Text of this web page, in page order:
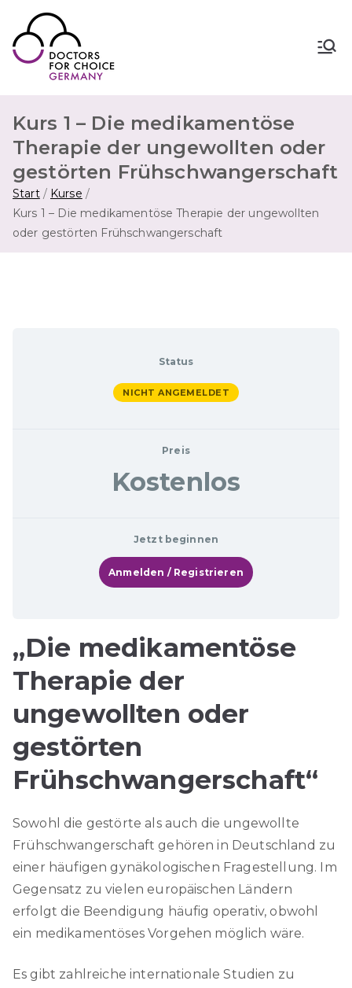
Inhalt
springen
Kurs 1 – Die medikamentöse
Therapie der ungewollten oder
gestörten Frühschwangerschaft
Start
Kurse
Kurs 1 – Die medikamentöse Therapie der ungewollten
oder gestörten Frühschwangerschaft
Status
NICHT ANGEMELDET
Preis
Kostenlos
Jetzt beginnen
Anmelden / Registrieren
„Die medikamentöse
Therapie der
ungewollten oder
gestörten
Frühschwangerschaft“
Sowohl die gestörte als auch die ungewollte
Frühschwangerschaft gehören in Deutschland zu
einer häufigen gynäkologischen Fragestellung. Im
Gegensatz zu vielen europäischen Ländern
erfolgt die Beendigung häufig operativ, obwohl
ein medikamentöses Vorgehen möglich wäre.
Es gibt zahlreiche internationale Studien zu